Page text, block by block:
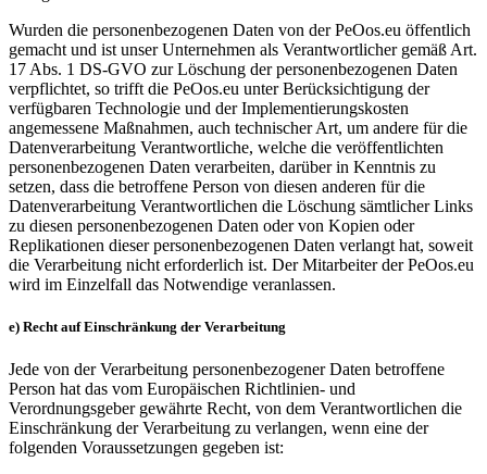
Wurden die personenbezogenen Daten von der PeOos.eu öffentlich
gemacht und ist unser Unternehmen als Verantwortlicher gemäß Art.
17 Abs. 1 DS-GVO zur Löschung der personenbezogenen Daten
verpflichtet, so trifft die PeOos.eu unter Berücksichtigung der
verfügbaren Technologie und der Implementierungskosten
angemessene Maßnahmen, auch technischer Art, um andere für die
Datenverarbeitung Verantwortliche, welche die veröffentlichten
personenbezogenen Daten verarbeiten, darüber in Kenntnis zu
setzen, dass die betroffene Person von diesen anderen für die
Datenverarbeitung Verantwortlichen die Löschung sämtlicher Links
zu diesen personenbezogenen Daten oder von Kopien oder
Replikationen dieser personenbezogenen Daten verlangt hat, soweit
die Verarbeitung nicht erforderlich ist. Der Mitarbeiter der PeOos.eu
wird im Einzelfall das Notwendige veranlassen.
e) Recht auf Einschränkung der Verarbeitung
Jede von der Verarbeitung personenbezogener Daten betroffene
Person hat das vom Europäischen Richtlinien- und
Verordnungsgeber gewährte Recht, von dem Verantwortlichen die
Einschränkung der Verarbeitung zu verlangen, wenn eine der
folgenden Voraussetzungen gegeben ist: